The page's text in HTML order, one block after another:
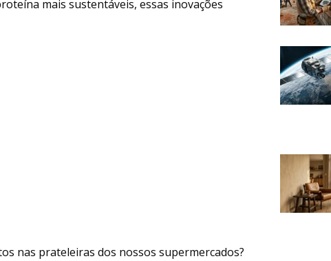
mais sustentáveis, essas inovações
nas prateleiras dos nossos supermercados?